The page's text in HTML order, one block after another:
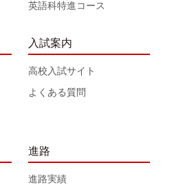
英語科特進コース
入試案内
高校入試サイト
よくある質問
進路
進路実績